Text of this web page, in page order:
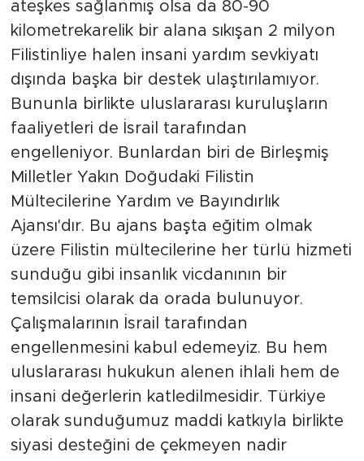
ateşkes sağlanmış olsa da 80-90
kilometrekarelik bir alana sıkışan 2 milyon
Filistinliye halen insani yardım sevkiyatı
dışında başka bir destek ulaştırılamıyor.
Bununla birlikte uluslararası kuruluşların
faaliyetleri de İsrail tarafından
engelleniyor. Bunlardan biri de Birleşmiş
Milletler Yakın Doğudaki Filistin
Mültecilerine Yardım ve Bayındırlık
Ajansı'dır. Bu ajans başta eğitim olmak
üzere Filistin mültecilerine her türlü hizmeti
sunduğu gibi insanlık vicdanının bir
temsilcisi olarak da orada bulunuyor.
Çalışmalarının İsrail tarafından
engellenmesini kabul edemeyiz. Bu hem
uluslararası hukukun alenen ihlali hem de
insani değerlerin katledilmesidir. Türkiye
olarak sunduğumuz maddi katkıyla birlikte
siyasi desteğini de çekmeyen nadir